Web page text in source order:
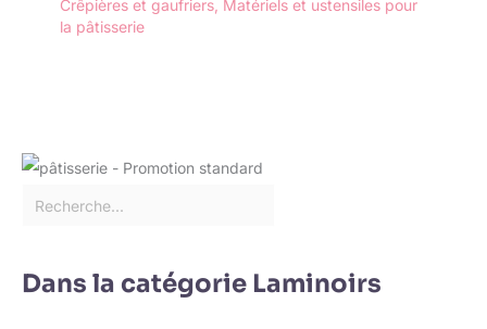
Crêpières et gaufriers Matériels et ustensiles pour
la pâtisserie
Dans la catégorie Laminoirs